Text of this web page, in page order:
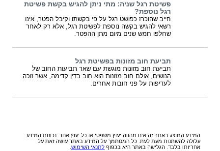
פשיטת רגל שניה: מתי ניתן להגיש בקשת פשיטת
רגל נוספת?
חייב שהוכרז כפושט רגל על פי בקשתו וקיבל הפטר, אינו
רשאי להגיש בקשה נוספת לפשיטת רגל, אלא רק לאחר
שחלפו חמש שנים מיום מתן ההפטר.
תביעת חוב מזונות בפשיטת רגל
תביעת חוב מזונות מוגשת עם שאר תביעות החוב של
הנושים, אולם חוב מזונות הוא חוב בדין קדימה, אשר זוכה
לעדיפות על פני חובות אחרים.
המידע המוצג באתר זה אינו מהווה יעוץ משפטי או כל יעוץ אחר. נכונות המידע
עלולה להשתנות מעת לעת. כל המסתמך על המידע באתר עושה זאת על
אחריותו בלבד. הגלישה באתר היא בכפוף לתנאי השימוש